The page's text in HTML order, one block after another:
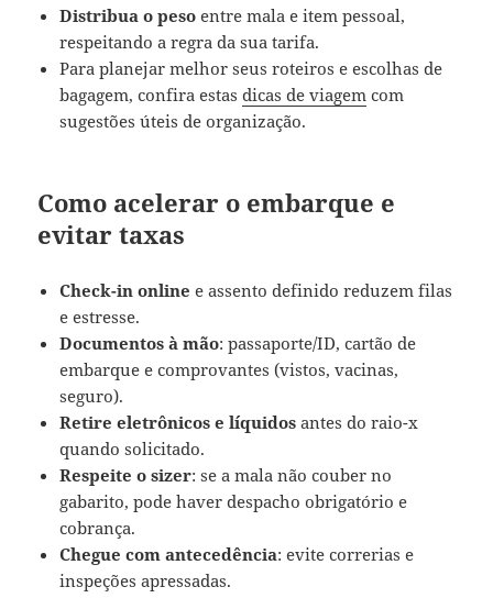
Distribua o peso entre mala e item pessoal,
respeitando a regra da sua tarifa.
Para planejar melhor seus roteiros e escolhas de
bagagem, confira estasdicas de viagem com
sugestões úteis de organização.
Como acelerar o embarque e
evitar taxas
Check-in online e assento definido reduzem filas
e estresse.
Documentos à mão: passaporte/ID, cartão de
embarque e comprovantes (vistos, vacinas,
seguro).
Retire eletrônicos e líquidos antes do raio-x
quando solicitado.
Respeite o sizer: se a mala não couber no
gabarito, pode haver despacho obrigatório e
cobrança.
Chegue com antecedência: evite correrias e
inspeções apressadas.